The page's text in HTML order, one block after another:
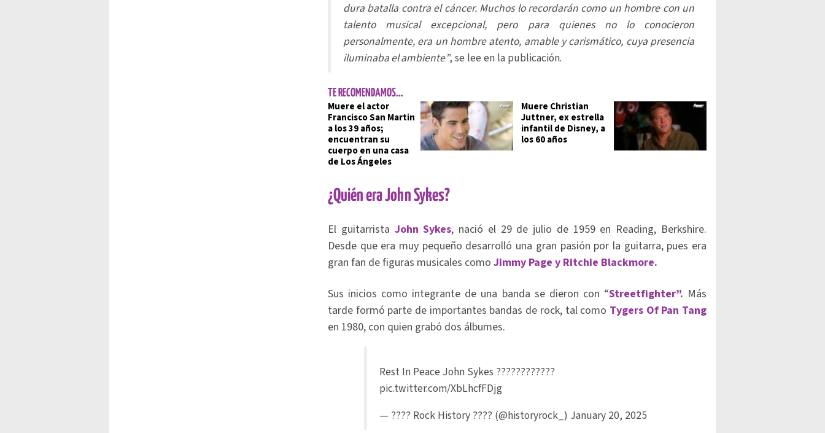
dura batalla contra el cáncer. Muchos lo recordarán como un hombre con un
talento musical excepcional, pero para quienes no lo conocieron
personalmente, era un hombre atento, amable y carismático, cuya presencia
iluminaba el ambiente”, se lee en la publicación.
TE RECOMENDAMOS...
Muere el actor
Francisco San Martin
a los 39 años;
encuentran su
cuerpo en una casa
de Los Ángeles
Muere Christian
Juttner, ex estrella
infantil de Disney, a
los 60 años
¿Quién era John Sykes?
El guitarrista John Sykes, nació el 29 de julio de 1959 en Reading, Berkshire.
Desde que era muy pequeño desarrolló una gran pasión por la guitarra, pues era
gran fan de figuras musicales como Jimmy Page y Ritchie Blackmore.
Sus inicios como integrante de una banda se dieron con “Streetfighter”. Más
tarde formó parte de importantes bandas de rock, tal como Tygers Of Pan Tang
en 1980, con quien grabó dos álbumes.
Rest In Peace John Sykes ????????????
pic.twitter.com/XbLhcfFDjg
— ???? Rock History ???? (@historyrock_) January 20, 2025